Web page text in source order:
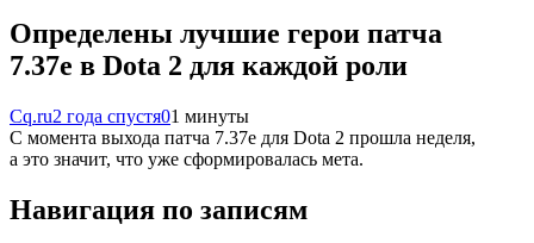
Определены лучшие герои патча
7.37е в Dota 2 для каждой роли
Cq.ru2 года спустя01 минуты
С момента выхода патча 7.37e для Dota 2 прошла неделя,
а это значит, что уже сформировалась мета.
Навигация по записям